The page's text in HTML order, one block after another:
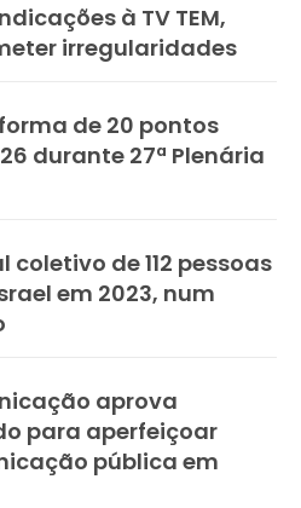
à TV TEM,
irregularidades
de 20 pontos
durante 27ª Plenária
de 112 pessoas
em 2023, num
aprova
para aperfeiçoar
pública em